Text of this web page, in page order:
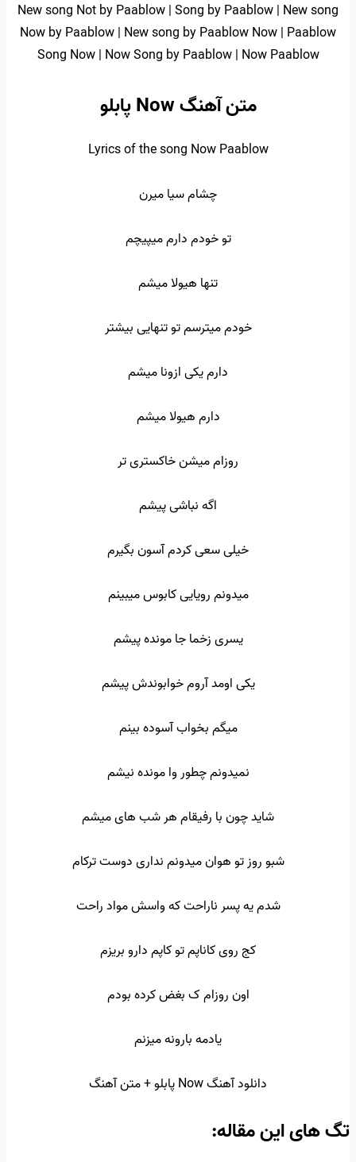
New song Not by Paablow | Song by Paablow | New song
Now by Paablow | New song by Paablow Now | Paablow
Song Now | Now Song by Paablow | Now Paablow
متن آهنگ Now پابلو
Lyrics of the song Now Paablow
چشام سیا میرن
تو خودم دارم میپیچم
تنها هیولا میشم
خودم میترسم تو تنهایی بیشتر
دارم یکی ازونا میشم
دارم هیولا میشم
روزام میشن خاکستری تر
اگه نباشی پیشم
خیلی سعی کردم آسون بگیرم
میدونم رویایی کابوس میبینم
یسری زخما جا مونده پیشم
یکی اومد آروم خوابوندش پیشم
میگم بخواب آسوده بینم
نمیدونم چطور وا مونده نیشم
شاید چون با رفیقام هر شب های میشم
شبو روز تو هوان میدونم نداری دوست ترکام
شدم یه پسر ناراحت که واسش مواد راحت
کج روی کاناپم تو کاپم دارو بریزم
اون روزام ک بغض کرده بودم
یادمه بارونه میزنم
دانلود آهنگ Now پابلو + متن آهنگ
تگ‌ های این مقاله: